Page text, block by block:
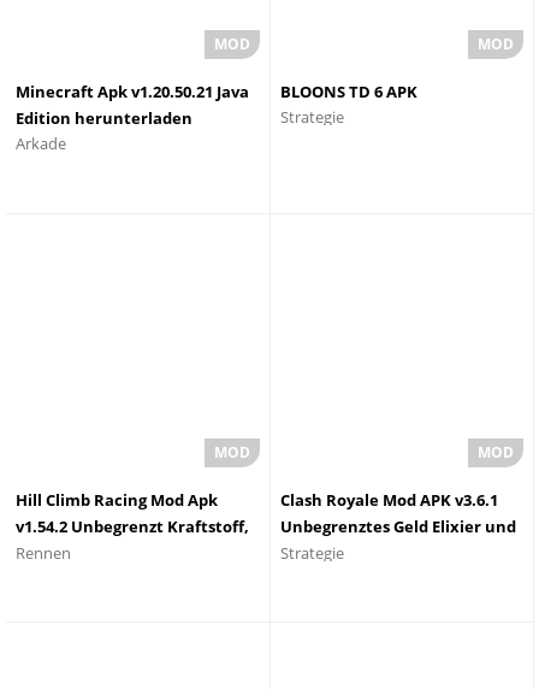
Minecraft Apk v1.20.50.21 Java
Edition herunterladen
Arkade
BLOONS TD 6 APK
Strategie
Hill Climb Racing Mod Apk
v1.54.2 Unbegrenzt Kraftstoff,
Geld und Edelsteine
Rennen
Clash Royale Mod APK v3.6.1
Unbegrenztes Geld Elixier und
Edelsteine
Strategie